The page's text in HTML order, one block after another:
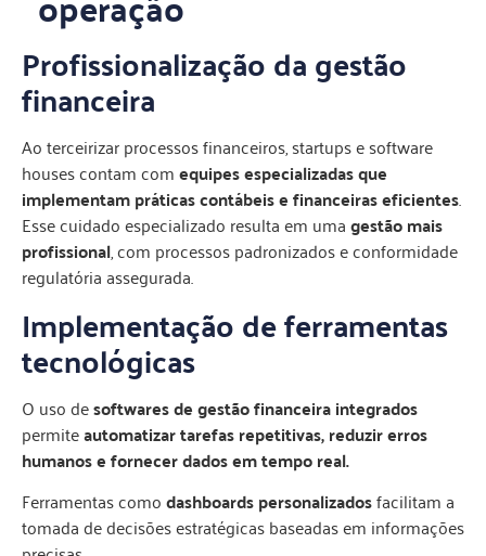
Profissionalização da gestão
financeira
Ao terceirizar processos financeiros, startups e software
houses contam comequipes especializadas que
implementam práticas contábeis e financeiras eficientes.
Esse cuidado especializado resulta em umagestão mais
profissional, com processos padronizados e conformidade
regulatória assegurada.
Implementação de ferramentas
tecnológicas
O uso desoftwares de gestão financeira integrados
permiteautomatizar tarefas repetitivas, reduzir erros
humanos e fornecer dados em tempo real.
Ferramentas comodashboards personalizadosfacilitam a
tomada de decisões estratégicas baseadas em informações